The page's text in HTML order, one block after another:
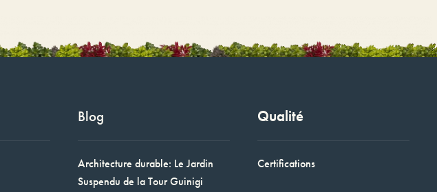
Blog
Architecture durable: Le Jardin
Suspendu de la Tour Guinigi
Qualité
Certifications